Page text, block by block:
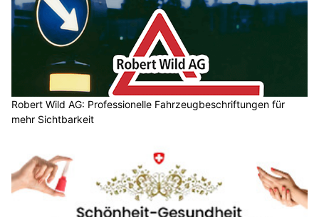
Robert Wild AG: Professionelle Fahrzeugbeschriftungen für
mehr Sichtbarkeit